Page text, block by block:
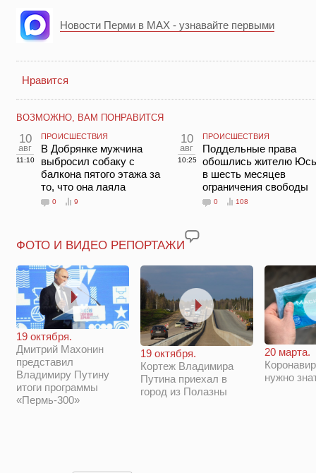
Новости Перми в MAX - узнавайте первыми
Нравится
ВОЗМОЖНО, ВАМ ПОНРАВИТСЯ
10
авг
11:10
ПРОИСШЕСТВИЯ
В Добрянке мужчина
выбросил собаку с
балкона пятого этажа за
то, что она лаяла
0 9
10
авг
10:25
ПРОИСШЕСТВИЯ
Поддельные права
обошлись жителю
в шесть месяцев
ограничения свободы
0 108
ФОТО И ВИДЕО РЕПОРТАЖИ
19 октября.
Дмитрий Махонин
представил
Владимиру Путину
итоги программы
«Пермь-300»
19 октября.
Кортеж Владимира
Путина приехал в
город из Полазны
20 марта.
нужно